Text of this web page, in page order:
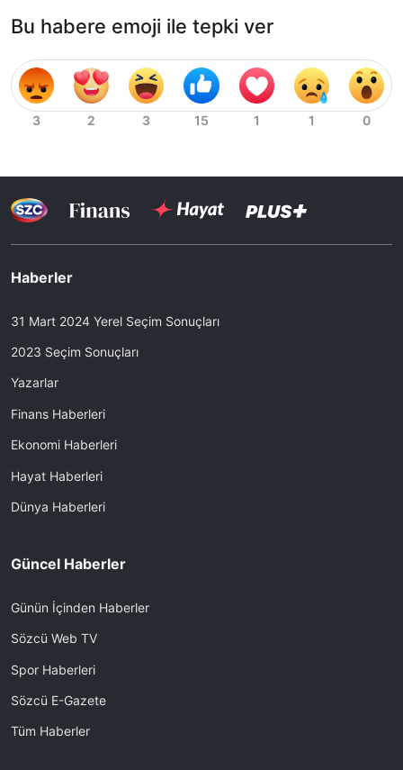
Bu habere emoji ile tepki ver
Haberler
31 Mart 2024 Yerel Seçim Sonuçları
2023 Seçim Sonuçları
Yazarlar
Finans Haberleri
Ekonomi Haberleri
Hayat Haberleri
Dünya Haberleri
Güncel Haberler
Günün İçinden Haberler
Sözcü Web TV
Spor Haberleri
Sözcü E-Gazete
Tüm Haberler